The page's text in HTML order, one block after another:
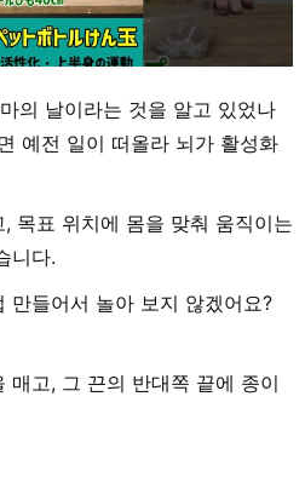
의 날이라는 것을 알고 있었나
예전 일이 떠올라 뇌가 활성화
목표 위치에 몸을 맞춰 움직이는
니다.
만들어서 놀아 보지 않겠어요?
매고, 그 끈의 반대쪽 끝에 종이